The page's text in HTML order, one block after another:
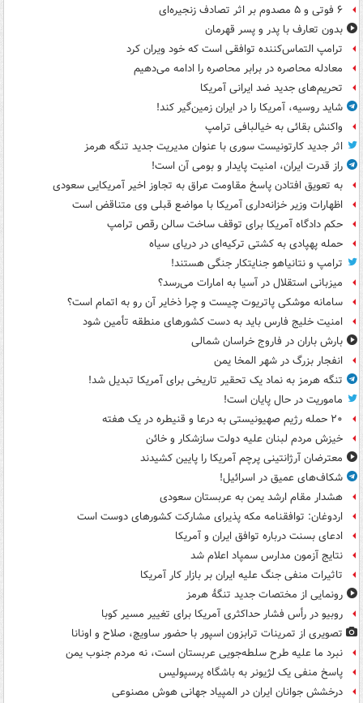
۶ فوتی و ۵ مصدوم بر اثر تصادف زنجیره‌ای
بدون تعارف با پدر و پسر قهرمان
ترامپ التماس‌کننده توافقی است که خود ویران کرد
معادله محاصره در برابر محاصره را ادامه می‌دهیم
تحریم‌های جدید ضد ایرانی آمریکا
شاید روسیه، آمریکا را در ایران زمین‌گیر کند!
واکنش بقائی به خیالبافی ترامپ
اثر جدید کارتونیست سوری با عنوان مدیریت جدید تنگه هرمز
راز قدرت ایران، امنیت پایدار و بومی آن است!
به تعویق افتادن پاسخ مقاومت عراق به تجاوز اخیر آمریکایی سعودی
اظهارات وزیر خزانه‌داری آمریکا با مواضع قبلی وی متناقض است
حکم دادگاه آمریکا برای توقف ساخت سالن رقص ترامپ
حمله پهپادی به کشتی ترکیه‌ای در دریای سیاه
ترامپ و نتانیاهو جنایتکار جنگی هستند!
میزبانی استقلال در آسیا به امارات می‌رسد؟
سامانه موشکی پاتریوت چیست و چرا ذخایر آن رو به اتمام است؟
امنیت خلیج فارس باید به دست کشورهای منطقه تأمین شود
بارش باران در فاروج خراسان شمالی
انفجار بزرگ در شهر المخا یمن
تنگه هرمز به نماد یک تحقیر تاریخی برای آمریکا تبدیل شد!
ماموریت در حال پایان است!
۲۰ حمله رژیم صهیونیستی به درعا و قنیطره در یک هفته
خیزش مردم لبنان علیه دولت سازشکار و خائن
معترضان آرژانتینی پرچم آمریکا را پایین کشیدند
شکاف‌های عمیق در اسرائیل!
هشدار مقام ارشد یمن به عربستان سعودی
اردوغان: توافقنامه مکه پذیرای مشارکت کشورهای دوست است
ادعای بسنت درباره توافق ایران و آمریکا
نتایج آزمون مدارس سمپاد اعلام شد
تاثیرات منفی جنگ علیه ایران بر بازار کار آمریکا
رونمایی از مختصات جدید تنگۀ هرمز
روبیو در رأس فشار حداکثری آمریکا برای تغییر مسیر کوبا
تصویری از تمرینات ترابزون اسپور با حضور ساویچ، صلاح و اونانا
نبرد ما علیه طرح سلطه‌جویی عربستان است، نه مردم جنوب یمن
پاسخ منفی یک لژیونر به باشگاه پرسپولیس
درخشش جوانان ایران در المپیاد جهانی هوش مصنوعی